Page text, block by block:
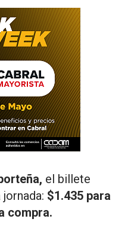
el billete
$1.435 para
compra.